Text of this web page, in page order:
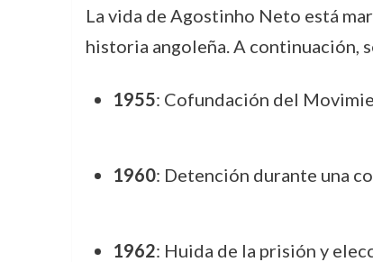
La vida de Agostinho Neto está
historia angoleña. A continuación,
1955: Cofundación del
1960: Detención durante una
1962: Huida de la prisión y